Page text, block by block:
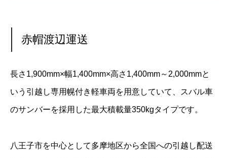
赤帽渡辺運送
長さ1,900mm×幅1,400mm×高さ1,400mm～2,000mmと
いう引越し専用幌付き軽車両を用意していて、スバル車
のサンバーを採用した最大積載量350kgタイプです。
八王子市を中心として多摩地区から全国への引越し配送